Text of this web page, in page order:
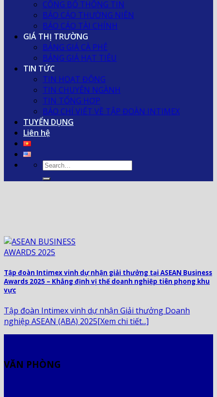
CÔNG BỐ THÔNG TIN
BÁO CÁO THƯỜNG NIÊN
BÁO CÁO TÀI CHÍNH
GIÁ THỊ TRƯỜNG
BẢNG GIÁ CÀ PHÊ
BẢNG GIÁ HẠT TIÊU
TIN TỨC
TIN HOẠT ĐỘNG
TIN CHUYÊN NGÀNH
TIN TỔNG HỢP
BÁO CHÍ VIẾT VỀ TẬP ĐOÀN INTIMEX
TUYỂN DỤNG
Liên hệ
Tập đoàn Intimex vinh dự nhận giải thưởng tại ASEAN Business
Awards 2025 – Khẳng định vị thế doanh nghiệp tiên phong khu
vực
Tập đoàn Intimex vinh dự nhận Giải thưởng Doanh
nghiệp ASEAN (ABA) 2025[Xem chi tiết...]
VĂN PHÒNG